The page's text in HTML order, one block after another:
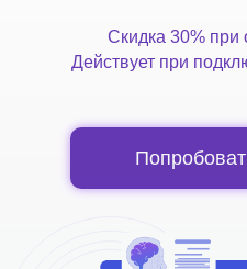
Скидка 30% при
Действует при